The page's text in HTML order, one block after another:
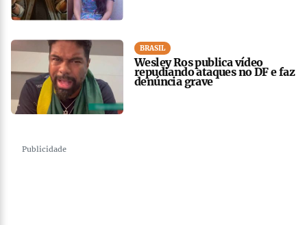
BRASIL
Wesley Ros publica vídeo
repudiando ataques no DF e faz
denúncia grave
Publicidade